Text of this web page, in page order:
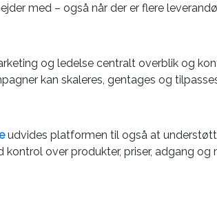
med – også når der er flere
og ledelse centralt overblik og
kan skaleres, gentages og
udvides platformen til også at
over produkter, priser, adgang og